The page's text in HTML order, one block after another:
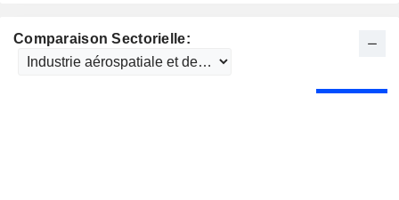
Comparaison Sectorielle: